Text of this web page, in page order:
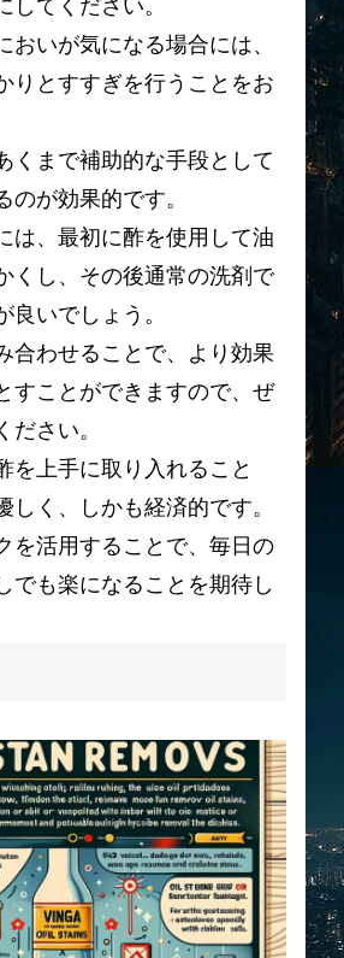
してください。
おいが気になる場合には、
りとすすぎを行うことをお
くまで補助的な手段として
のが効果的です。
は、最初に酢を使用して油
くし、その後通常の洗剤で
良いでしょう。
合わせることで、より効果
すことができますので、ぜ
ださい。
を上手に取り入れること
しく、しかも経済的です。
を活用することで、毎日の
でも楽になることを期待し